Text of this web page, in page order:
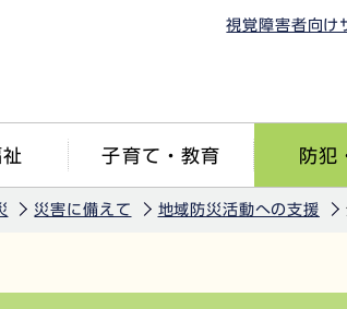
視覚障害者向け
子育て・教育 防犯
災害に備えて 地域防災活動への支援